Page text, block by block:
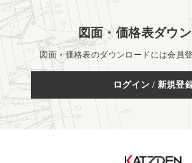
図面・価格表ダウ
図面・価格表のダウンロードには会員
ログイン / 新規登